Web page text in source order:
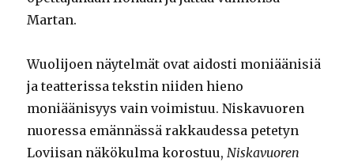
Martan.
Wuolijoen näytelmät ovat aidosti moniäänisiä
ja teatterissa tekstin niiden hieno
moniäänisyys vain voimistuu. Niskavuoren
nuoressa emännässä rakkaudessa petetyn
Loviisan näkökulma korostuu,Niskavuoren